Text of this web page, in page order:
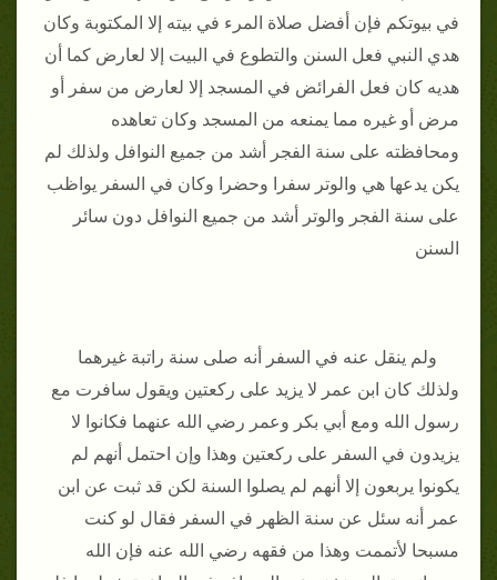
في بيوتكم فإن أفضل صلاة المرء في بيته إلا المكتوبة وكان
هدي النبي فعل السنن والتطوع في البيت إلا لعارض كما أن
هديه كان فعل الفرائض في المسجد إلا لعارض من سفر أو
مرض أو غيره مما يمنعه من المسجد وكان تعاهده
ومحافظته على سنة الفجر أشد من جميع النوافل ولذلك لم
يكن يدعها هي والوتر سفرا وحضرا وكان في السفر يواظب
على سنة الفجر والوتر أشد من جميع النوافل دون سائر
السنن
ولم ينقل عنه في السفر أنه صلى سنة راتبة غيرهما
ولذلك كان ابن عمر لا يزيد على ركعتين ويقول سافرت مع
رسول الله ومع أبي بكر وعمر رضي الله عنهما فكانوا لا
يزيدون في السفر على ركعتين وهذا وإن احتمل أنهم لم
يكونوا يربعون إلا أنهم لم يصلوا السنة لكن قد ثبت عن ابن
عمر أنه سئل عن سنة الظهر في السفر فقال لو كنت
مسبحا لأتممت وهذا من فقهه رضي الله عنه فإن الله